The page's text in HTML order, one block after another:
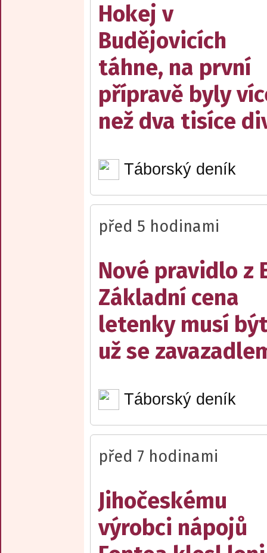
Hokej v
Budějovicích
táhne, na první
přípravě byly
než dva tisíce
Táborský deník
před 5 hodinami
Nové pravidlo z
Základní cena
letenky musí
už se
Táborský deník
před 7 hodinami
Jihočeskému
výrobci nápojů